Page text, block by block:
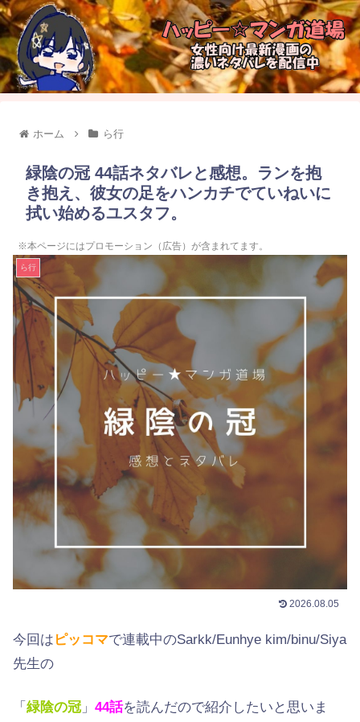
ホーム ら行
緑陰の冠 44話ネタバレと感想。ランを抱
き抱え、彼女の足をハンカチでていねいに
拭い始めるユスタフ。
※本ページにはプロモーション（広告）が含まれてます。
ら行
2026.08.05
今回は ピッコマで連載中のSarkk/Eunhye kim/binu/Siya
先生の
「 緑陰の冠 」 44話を読んだので紹介したいと思いま